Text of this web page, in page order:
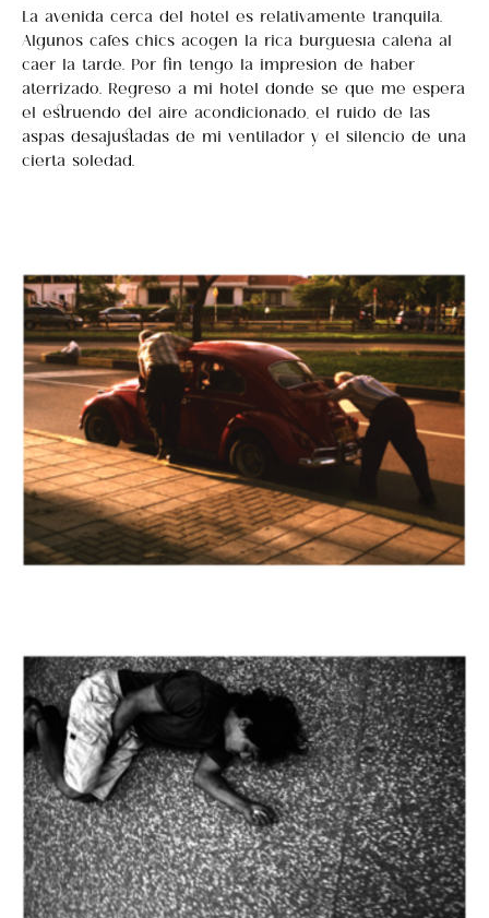
La avenida cerca del hotel es relativamente tranquila.
Algunos cafés chics acogen la rica burguesía caleña al
caer la tarde. Por fin tengo la impresión de haber
aterrizado. Regreso a mi hotel donde sé que me espera
el estruendo del aire acondicionado, el ruido de las
aspas desajustadas de mi ventilador y el silencio de una
cierta soledad.